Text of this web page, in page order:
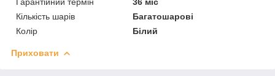
Кількість шарів
Багатошарові
Колір
Білий
Приховати